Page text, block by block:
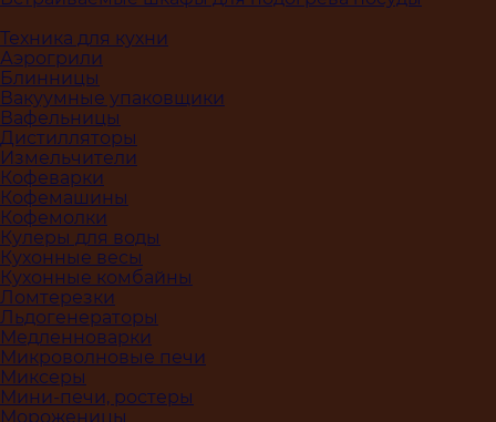
Техника для кухни
Аэрогрили
Блинницы
Вакуумные упаковщики
Вафельницы
Дистилляторы
Измельчители
Кофеварки
Кофемашины
Кофемолки
Кулеры для воды
Кухонные весы
Кухонные комбайны
Ломтерезки
Льдогенераторы
Медленноварки
Микроволновые печи
Миксеры
Мини-печи, ростеры
Мороженицы